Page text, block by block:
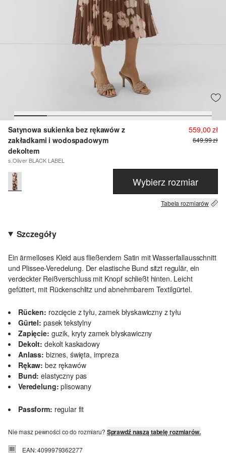
Satynowa sukienka bez rękawów z
zakładkami i wodospadowym
dekoltem
s.Oliver BLACK LABEL
559,00 zł
649,99 zł
Wybierz rozmiar
Tabela rozmiarów
Szczegóły
Ein ärmelloses Kleid aus fließendem Satin mit Wasserfallausschnitt
und Plissee-Veredelung. Der elastische Bund sitzt regulär, ein
verdeckter Reißverschluss mit Knopf schließt hinten. Leicht
gefüttert, mit Rückenschlitz und abnehmbarem Textilgürtel.
Rücken: rozcięcie z tyłu, zamek błyskawiczny z tyłu
Gürtel: pasek tekstylny
Zapięcie: guzik, kryty zamek błyskawiczny
Dekolt: dekolt kaskadowy
Anlass: biznes, święta, impreza
Rękaw: bez rękawów
Bund: elastyczny pas
Veredelung: plisowany
Passform: regular fit
Nie masz pewności co do rozmiaru? Sprawdź naszą tabelę rozmiarów.
EAN: 4099979362277